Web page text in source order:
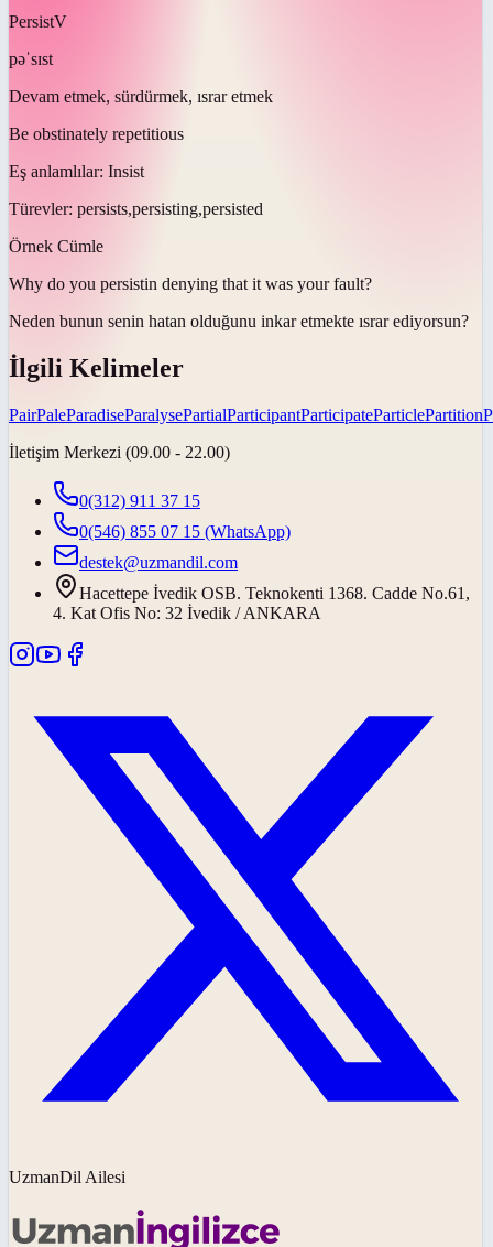
PersistV
pəˈsɪst
Devam etmek, sürdürmek, ısrar etmek
Be obstinately repetitious
Eş anlamlılar: Insist
Türevler: persists,persisting,persisted
Örnek Cümle
Why do you persistin denying that it was your fault?
Neden bunun senin hatan olduğunu inkar etmekte ısrar ediyorsun?
İlgili Kelimeler
PairPaleParadiseParalysePartialParticipantParticipateParticlePartition
İletişim Merkezi (09.00 - 22.00)
0(312) 911 37 15
0(546) 855 07 15 (WhatsApp)
destek@uzmandil.com
Hacettepe İvedik OSB. Teknokenti 1368. Cadde No.61,
4. Kat Ofis No: 32 İvedik / ANKARA
UzmanDil Ailesi